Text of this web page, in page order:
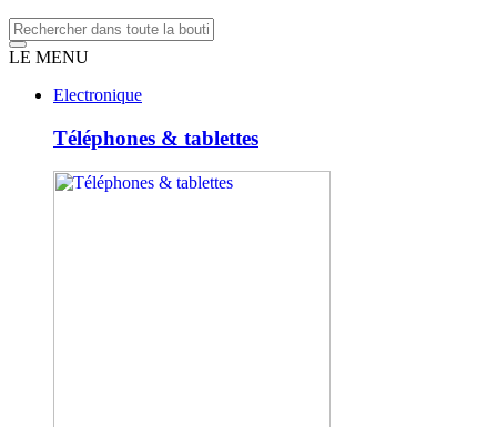
LE MENU
Electronique
Téléphones & tablettes